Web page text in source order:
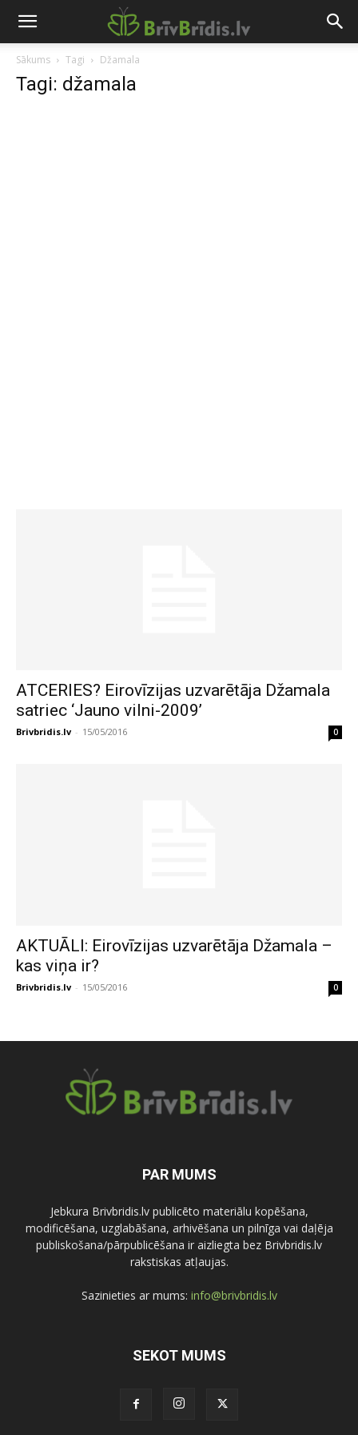
Sākums Tagi Džamala
Tagi: džamala
ATCERIES? Eirovīzijas uzvarētāja Džamala
satriec ‘Jauno vilni-2009’
Brivbridis.lv - 15/05/2016 0
AKTUĀLI: Eirovīzijas uzvarētāja Džamala –
kas viņa ir?
Brivbridis.lv - 15/05/2016 0
PAR MUMS
Jebkura Brivbridis.lv publicēto materiālu kopēšana,
modificēšana, uzglabāšana, arhivēšana un pilnīga vai daļēja
publiskošana/pārpublicēšana ir aizliegta bez Brivbridis.lv
rakstiskas atļaujas.
Sazinieties ar mums: info@brivbridis.lv
SEKOT MUMS